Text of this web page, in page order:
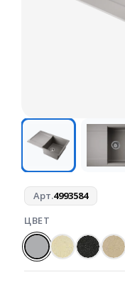
Арт.4993584
ЦВЕТ